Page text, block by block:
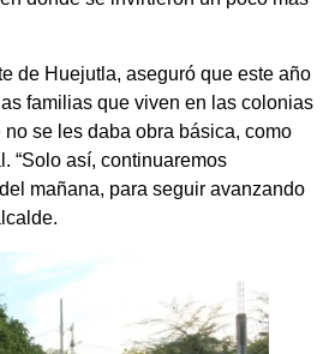
de Huejutla, aseguró que este año
familias que viven en las colonias
se les daba obra básica, como
“Solo así, continuaremos
mañana, para seguir avanzando